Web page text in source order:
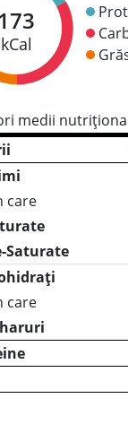
173
kCal
medii
care
Saturate
care